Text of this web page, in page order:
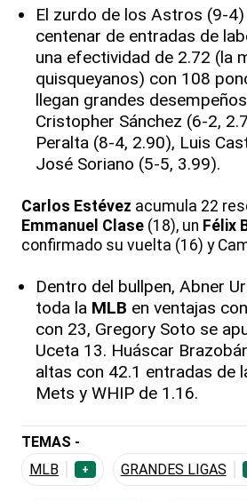
El zurdo de los Astros (9-
centenar de entradas de
una efectividad de 2.72 (la
quisqueyanos) con 108
llegan grandes
Cristopher Sánchez (6-2,
Peralta (8-4, 2.90), Luis
José Soriano (5-5, 3.99).
Carlos Estévez acumula 22
Emmanuel Clase (18), un Félix
confirmado su vuelta (16) y
Dentro del bullpen, Abner
toda la MLB en ventajas
con 23, Gregory Soto se
Uceta 13. Huáscar
altas con 42.1 entradas de
Mets y WHIP de 1.16.
TEMAS -
MLB
+ GRANDES LIGAS